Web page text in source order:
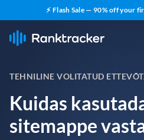
⚡ Flash Sale — 90% off your
TEHNILINE VOLITATUD
Kuidas
sitemappe